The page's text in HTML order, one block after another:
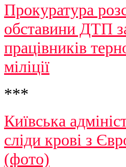
Прокуратура
обставини ДТП
працівників
міліції
***
Київська
сліди крові з
(фото)